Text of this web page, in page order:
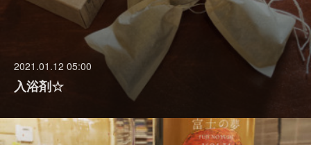
2021.01.12 05:00
入浴剤☆